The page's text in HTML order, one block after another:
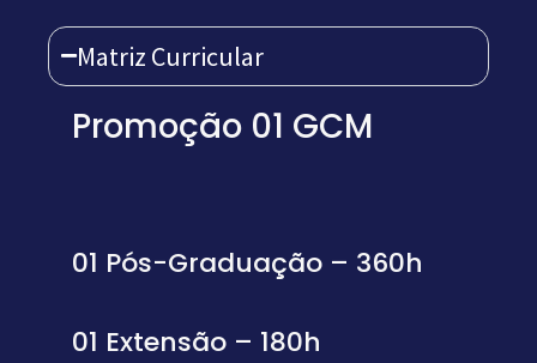
Matriz Curricular
Promoção 01 GCM
01 Pós-Graduação – 360h
01 Extensão – 180h